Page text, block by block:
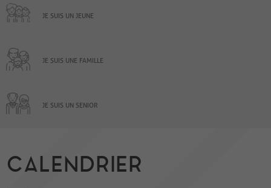
JE SUIS UN JEUNE
JE SUIS UNE FAMILLE
JE SUIS UN SENIOR
CALENDRIER